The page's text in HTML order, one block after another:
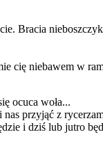
Bracia
cię niebawem w
ocuca woła...
nas przyjąć z
i dziś lub jutro